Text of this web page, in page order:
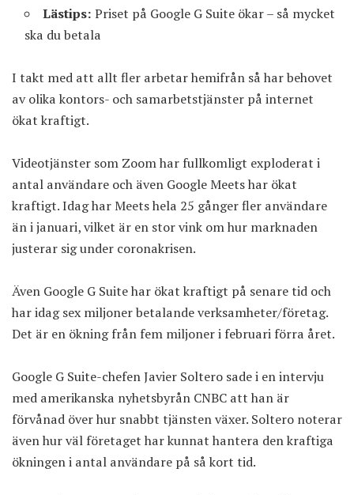
Lästips: Priset på Google G Suite ökar – så mycket
ska du betala
I takt med att allt fler arbetar hemifrån så har behovet
av olika kontors- och samarbetstjänster på internet
ökat kraftigt.
Videotjänster som Zoom har fullkomligt exploderat i
antal användare och även Google Meets har ökat
kraftigt. Idag har Meets hela 25 gånger fler användare
än i januari, vilket är en stor vink om hur marknaden
justerar sig under coronakrisen.
Även Google G Suite har ökat kraftigt på senare tid och
har idag sex miljoner betalande verksamheter/företag.
Det är en ökning från fem miljoner i februari förra året.
Google G Suite-chefen Javier Soltero sade i en intervju
med amerikanska nyhetsbyrån CNBC att han är
förvånad över hur snabbt tjänsten växer. Soltero noterar
även hur väl företaget har kunnat hantera den kraftiga
ökningen i antal användare på så kort tid.